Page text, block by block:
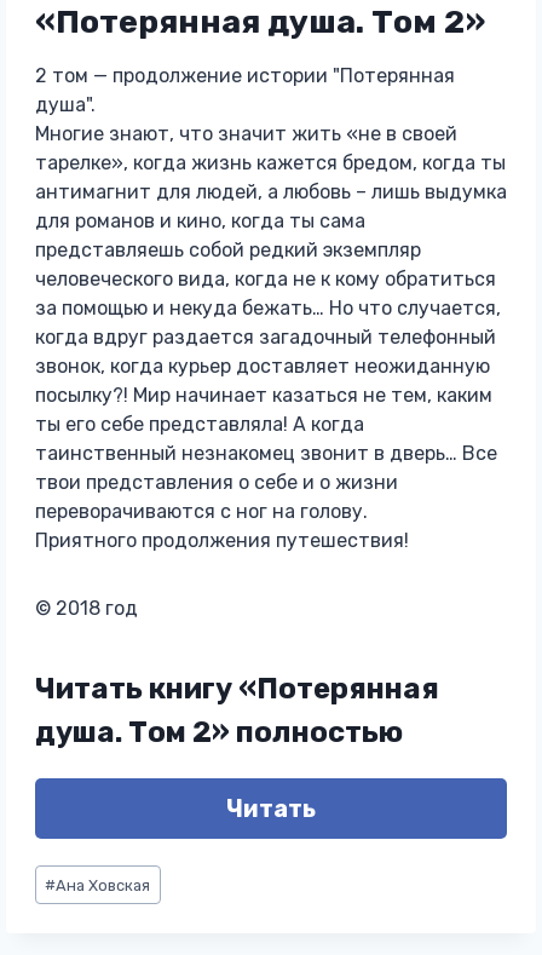
«Потерянная душа. Том 2»
2 том — продолжение истории "Потерянная
душа".
Многие знают, что значит жить «не в своей
тарелке», когда жизнь кажется бредом, когда ты
антимагнит для людей, а любовь – лишь выдумка
для романов и кино, когда ты сама
представляешь собой редкий экземпляр
человеческого вида, когда не к кому обратиться
за помощью и некуда бежать… Но что случается,
когда вдруг раздается загадочный телефонный
звонок, когда курьер доставляет неожиданную
посылку?! Мир начинает казаться не тем, каким
ты его себе представляла! А когда
таинственный незнакомец звонит в дверь… Все
твои представления о себе и о жизни
переворачиваются с ног на голову.
Приятного продолжения путешествия!
© 2018 год
Читать книгу «Потерянная
душа. Том 2» полностью
Читать
Метки
записи:
#Ана Ховская